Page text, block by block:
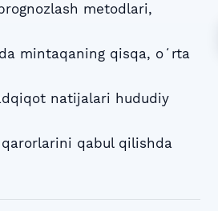
metodlari,
mintaqaning qisqa, oʻrta
natijalari hududiy
qabul qilishda